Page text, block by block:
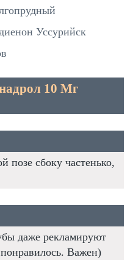
Уссурийск
10 Мг
позе сбоку частенько,
даже рекламируют
Важен)